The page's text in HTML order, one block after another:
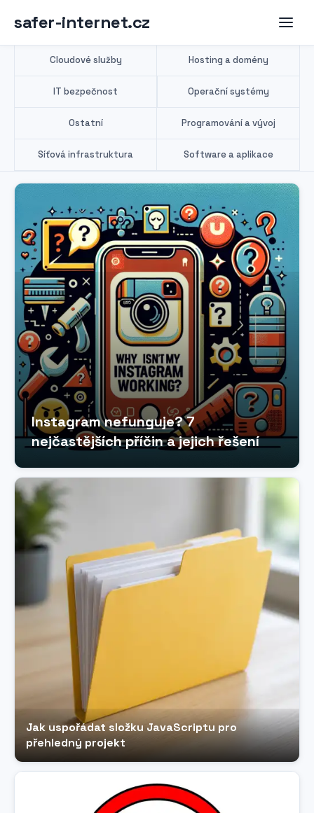
safer-internet.cz
Cloudové služby Hosting a domény
IT bezpečnost Operační systémy
Ostatní Programování a vývoj
Síťová infrastruktura Software a aplikace
Instagram nefunguje? 7
nejčastějších příčin a jejich řešení
Jak uspořádat složku JavaScriptu pro
přehledný projekt